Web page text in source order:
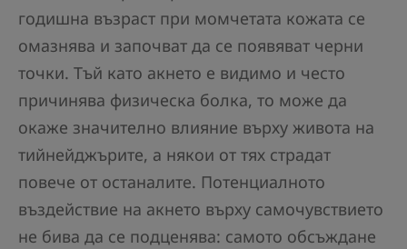
годишна възраст при момчетата кожата се
омазнява и започват да се появяват черни
точки. Тъй като акнето е видимо и често
причинява физическа болка, то може да
окаже значително влияние върху живота на
тийнейджърите, а някои от тях страдат
повече от останалите. Потенциалното
въздействие на акнето върху самочувствието
не бива да се подценява: самото обсъждане